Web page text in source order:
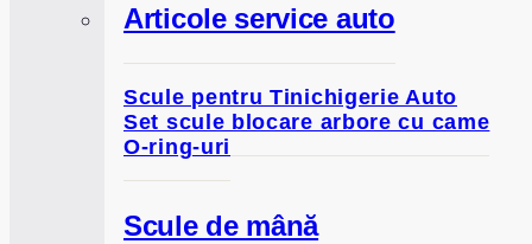
Articole service auto
Scule pentru Tinichigerie Auto
Set scule blocare arbore cu came
O-ring-uri
Scule de mână